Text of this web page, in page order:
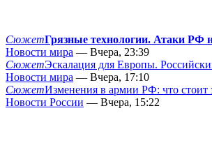
СюжетГрязные технологии. Атаки
Новости мира — Вчера, 23:39
СюжетЭскалация для Европы.
Новости мира — Вчера, 17:10
СюжетИзменения в армии РФ: что стоит
Новости России — Вчера, 15:22